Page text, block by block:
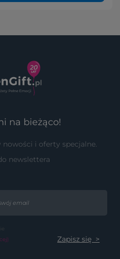
na bieżąco!
i oferty specjalne.
newslettera